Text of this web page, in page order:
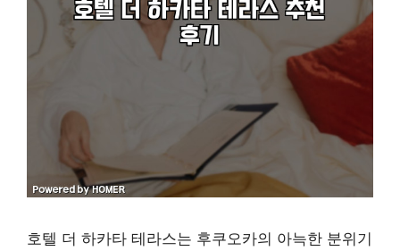
호텔 더 하카타 테라스는 후쿠오카의 아늑한 분위기